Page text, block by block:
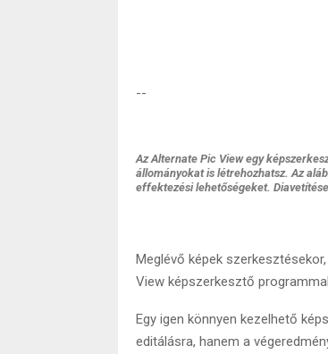
--
Az Alternate Pic View egy
állományokat is létrehozhatsz. Az
effektezési lehetőségeket.
Meglévő képek
View képszerkesztő
Egy igen könnyen kezelhető
editálásra, hanem a